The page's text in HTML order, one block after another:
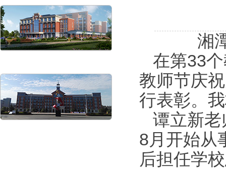
湘
在第33个
教师节庆
行表彰。
谭立新老
8月开始从
后担任学